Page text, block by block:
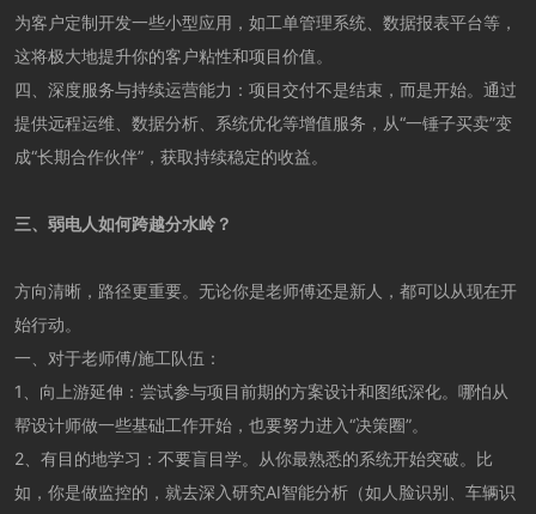
为客户定制开发一些小型应用，如工单管理系统、数据报表平台等，
这将极大地提升你的客户粘性和项目价值。
四、深度服务与持续运营能力：项目交付不是结束，而是开始。通过
提供远程运维、数据分析、系统优化等增值服务，从“一锤子买卖”变
成“长期合作伙伴”，获取持续稳定的收益。
三、弱电人如何跨越分水岭？
方向清晰，路径更重要。无论你是老师傅还是新人，都可以从现在开
始行动。
一、对于老师傅/施工队伍：
1、向上游延伸：尝试参与项目前期的方案设计和图纸深化。哪怕从
帮设计师做一些基础工作开始，也要努力进入“决策圈”。
2、有目的地学习：不要盲目学。从你最熟悉的系统开始突破。比
如，你是做监控的，就去深入研究AI智能分析（如人脸识别、车辆识